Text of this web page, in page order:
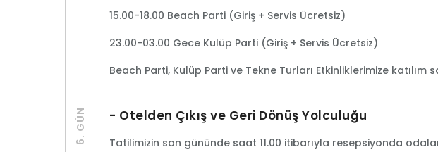
15.00-18.00 Beach Parti (Giriş + Servis Ücretsiz)
23.00-03.00 Gece Kulüp Parti (Giriş + Servis Ücretsiz)
Beach Parti, Kulüp Parti ve Tekne Turları Etkinliklerimize
6. GÜN - Otelden Çıkış ve Geri Dönüş Yolculuğu
Tatilimizin son gününde saat 11.00 itibarıyla resepsiyonda